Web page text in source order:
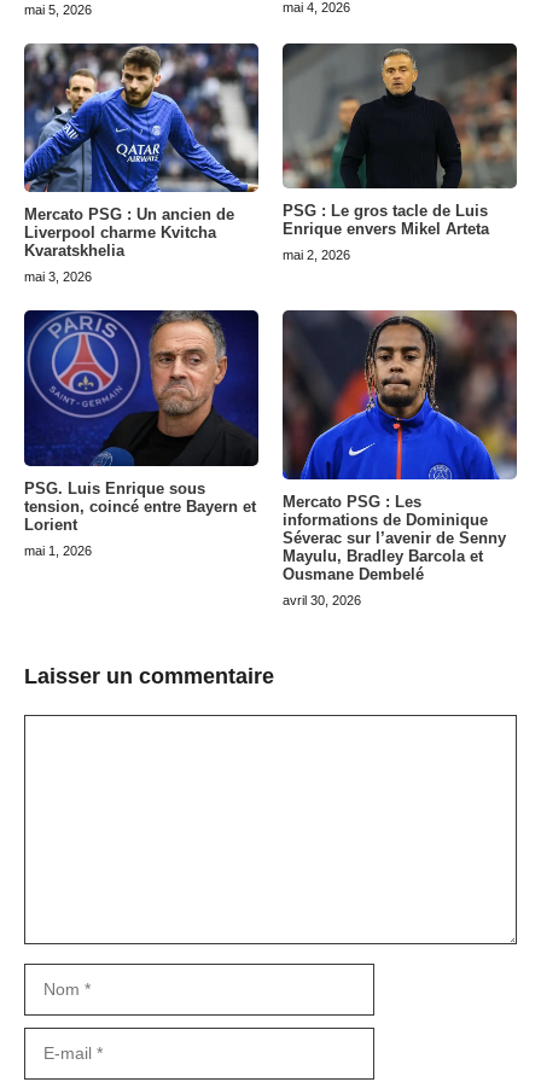
mai 5, 2026 mai 4, 2026
Mercato PSG : Un ancien de
Liverpool charme Kvitcha
Kvaratskhelia
mai 3, 2026
PSG : Le gros tacle de Luis
Enrique envers Mikel Arteta
mai 2, 2026
PSG. Luis Enrique sous
tension, coincé entre Bayern et
Lorient
mai 1, 2026
Mercato PSG : Les
informations de Dominique
Séverac sur l’avenir de Senny
Mayulu, Bradley Barcola et
Ousmane Dembelé
avril 30, 2026
Laisser un commentaire
mail